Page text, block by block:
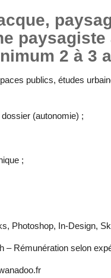
paysagiste
2 à 3
publics, études
(autonomie) ;
;
Photoshop, In-Design,
– Rémunération selon